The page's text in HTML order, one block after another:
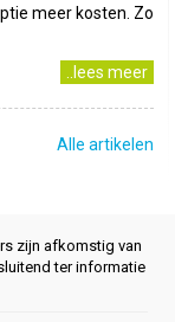
meer kosten. Zo
..lees meer
Alle artikelen
zijn afkomstig van
ter informatie